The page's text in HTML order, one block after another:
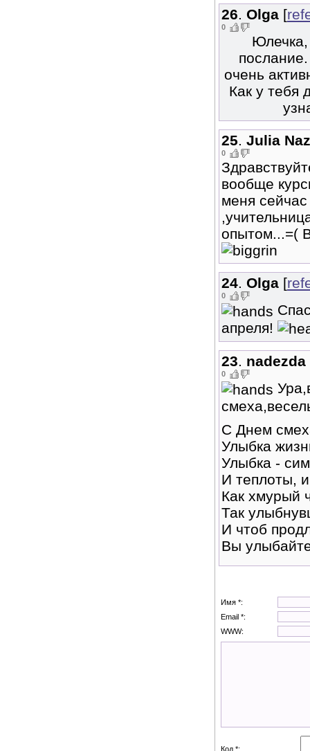
26. Olga [
0
Юлечка,
очень
Как у тебя
25. Julia
0
вообще
меня
опытом...=(
24. Olga [
0
апреля!
23. nadezda
0
С Днем
Улыбка
Улыбка -
И теплоты,
Как хмурый
Так
И чтоб
Вы
Имя *:
Email *:
WWW:
Код *: